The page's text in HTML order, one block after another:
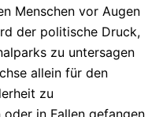
Menschen vor Augen
der politische Druck,
zu untersagen
allein für den
zu